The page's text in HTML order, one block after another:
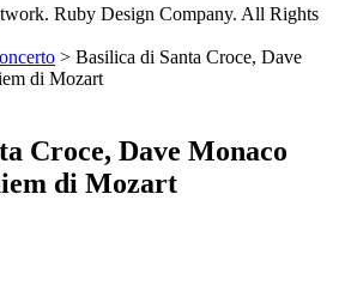
Ruby Design Company. All Rights
> Basilica di Santa Croce, Dave
di Mozart
Croce, Dave Monaco
di Mozart